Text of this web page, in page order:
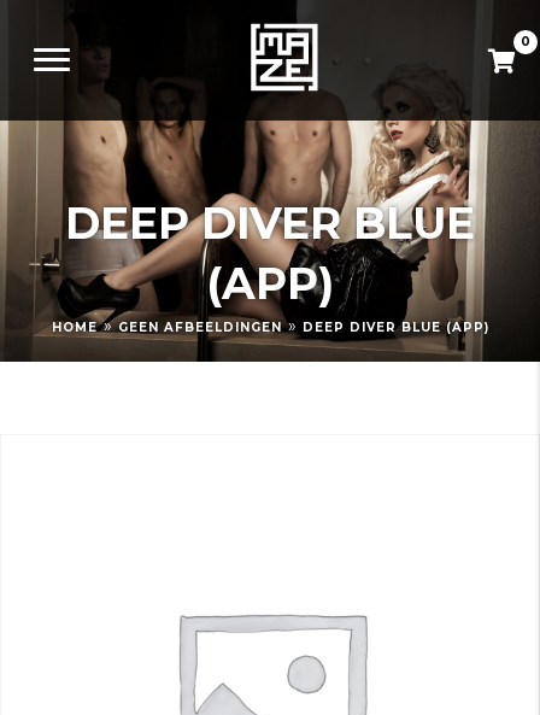
0
DEEP DIVER BLUE
(APP)
HOME » GEEN AFBEELDINGEN » DEEP DIVER BLUE (APP)